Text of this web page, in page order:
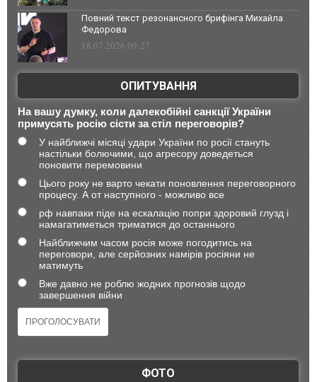
Повний текст резонансного брифінга Михайла
Федорова
18.07.2026 09:27
ОПИТУВАННЯ
На вашу думку, коли далекобійні санкції України
примусять росію сісти за стіл переговорів?
У найближчі місяці удари України по росії стануть
настільки болючими, що агресору доведеться
поновити перемовини
Цього року не варто чекати поновлення переговорного
процесу. А от наступного - можливо все
рф навпаки піде на ескалацію попри здоровий глузд і
намагатиметься триматися до останнього
Найближчим часом росія може погодитись на
переговори, але серйозних намірів росіяни не
матимуть
Вже давно не роблю жодних прогнозів щодо
завершення війни
ФОТО